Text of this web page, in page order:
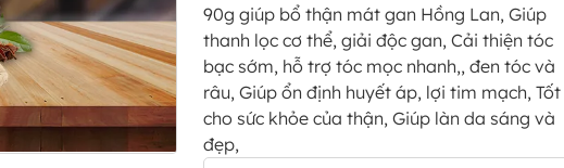
90g giúp bổ thận mát gan Hồng Lan, Giúp
thanh lọc cơ thể, giải độc gan, Cải thiện tóc
bạc sớm, hỗ trợ tóc mọc nhanh,, đen tóc và
râu, Giúp ổn định huyết áp, lợi tim mạch, Tốt
cho sức khỏe của thận, Giúp làn da sáng và
đẹp,